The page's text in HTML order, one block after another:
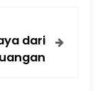
dari